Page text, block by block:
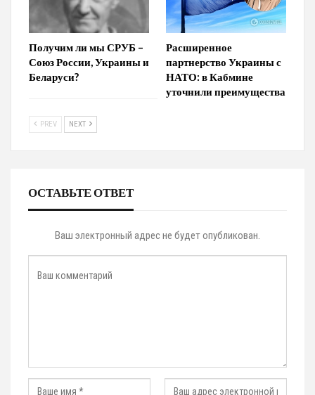
Получим ли мы СРУБ –
Союз России, Украины и
Беларуси?
Расширенное
партнерство Украины с
НАТО: в Кабмине
уточнили преимущества
PREV NEXT
ОСТАВЬТЕ ОТВЕТ
Ваш электронный адрес не будет опубликован.